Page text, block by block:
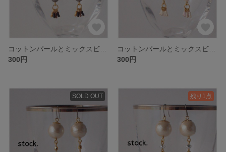
300円
300円
SOLD OUT 残り1点